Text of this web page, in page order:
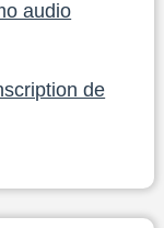
audio
de